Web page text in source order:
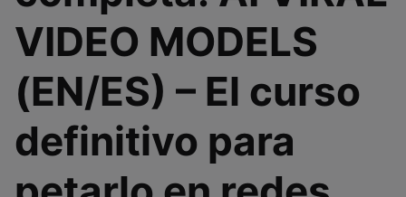
VIDEO MODELS
(EN/ES) – El curso
definitivo para